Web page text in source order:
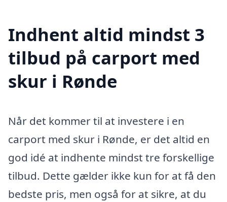
Indhent altid mindst 3
tilbud på carport med
skur i Rønde
Når det kommer til at investere i en
carport med skur i Rønde, er det altid en
god idé at indhente mindst tre forskellige
tilbud. Dette gælder ikke kun for at få den
bedste pris, men også for at sikre, at du